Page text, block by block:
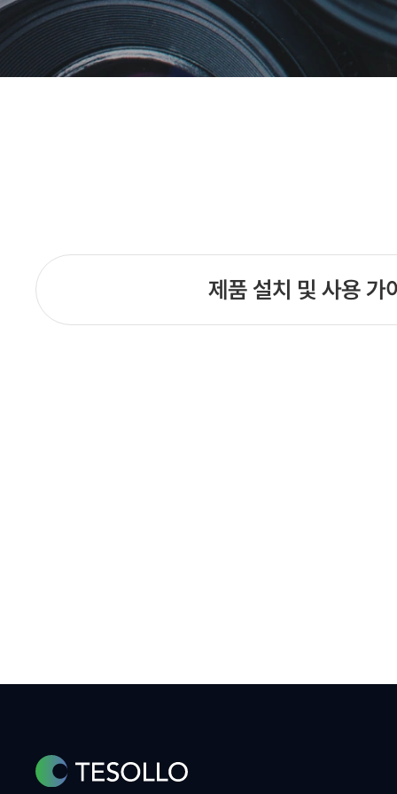
제품 설치 및 사용 가